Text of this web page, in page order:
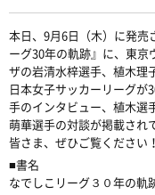
本日、9月6日（木）に発売
ーグ30年の軌跡』に、東京
ザの岩清水梓選手、植木理
日本女子サッカーリーグが
手のインタビュー、植木選
萌華選手の対談が掲載され
皆さま、ぜひご覧ください！
■書名
なでしこリーグ３０年の軌